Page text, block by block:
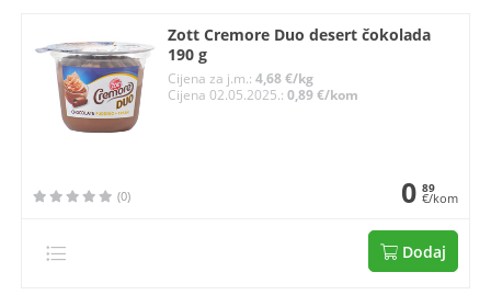
Zott Cremore Duo desert čokolada
190 g
Cijena za j.m.:4,68 €/kg
Cijena 02.05.2025.:0,89 €/kom
(0) 0 89
€/kom
Dodaj